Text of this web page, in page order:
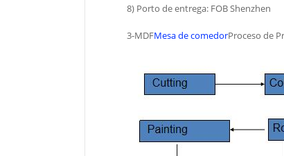
8) Porto de entrega: FOB Shenzhen
3-MDFMesa de comedorProceso de